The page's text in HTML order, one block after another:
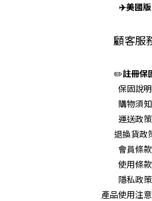
✈️美國版
顧客服
✏️註冊保
保固說明
購物須知
運送政策
退換貨政
會員條款
使用條款
隱私政策
產品使用注